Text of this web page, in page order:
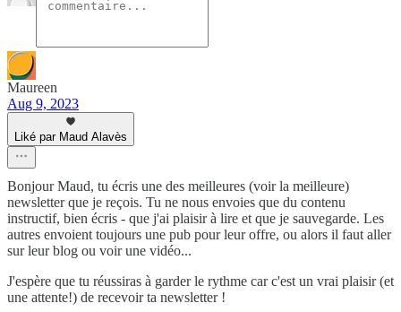
Maureen
Aug 9, 2023
Liké par Maud Alavès
Bonjour Maud, tu écris une des meilleures (voir la meilleure)
newsletter que je reçois. Tu ne nous envoies que du contenu
instructif, bien écris - que j'ai plaisir à lire et que je sauvegarde. Les
autres envoient toujours une pub pour leur offre, ou alors il faut aller
sur leur blog ou voir une vidéo...
J'espère que tu réussiras à garder le rythme car c'est un vrai plaisir (et
une attente!) de recevoir ta newsletter !